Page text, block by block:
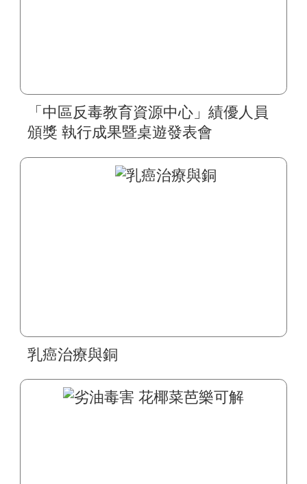
「中區反毒教育資源中心」績優人員
頒獎 執行成果暨桌遊發表會
乳癌治療與銅